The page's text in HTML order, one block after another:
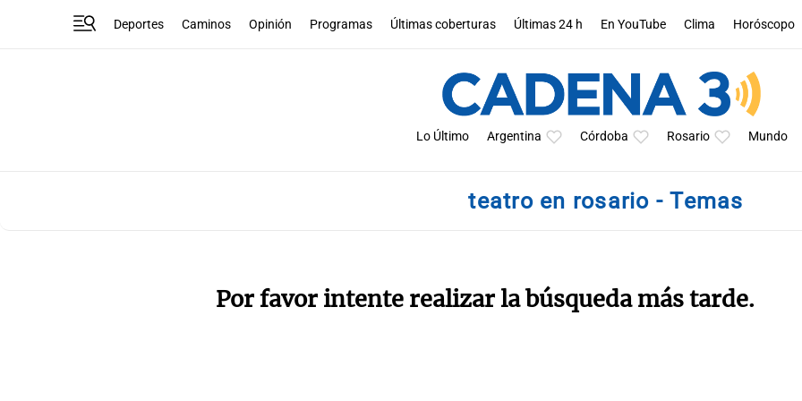
Deportes Caminos Opinión Programas Últimas coberturas Últimas 24 h En YouTube Clima Horóscopo
Lo Último Argentina Córdoba Rosario Mundo
teatro en rosario - Temas
Por favor intente realizar la búsqueda más tarde.